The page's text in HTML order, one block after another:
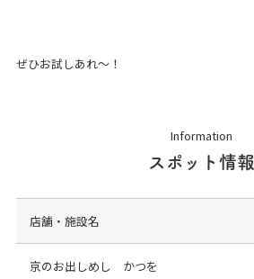
ぜひお試しあれ～！
Information
スポット情報
店舗・施設名
京のお出しめし かつを